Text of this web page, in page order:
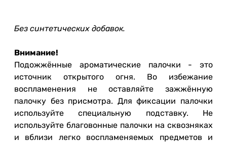
Без синтетических добавок.
Внимание!
Подожжённые ароматические палочки - это
источник открытого огня. Во избежание
воспламенения не оставляйте зажжённую
палочку без присмотра. Для фиксации палочки
используйте специальную подставку. Не
используйте благовонные палочки на сквозняках
и вблизи легко воспламеняемых предметов и